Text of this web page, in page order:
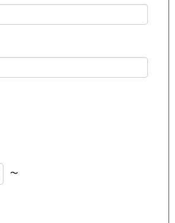
〜